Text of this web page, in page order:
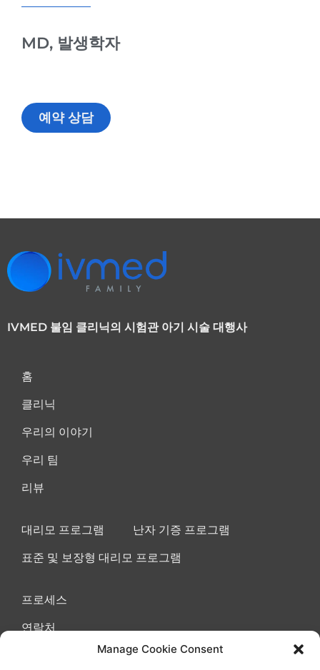
Manage Cookie Consent
MD, 발생학자
예약 상담
IVMED 불임 클리닉의 시험관 아기 시술 대행사
홈
클리닉
우리의 이야기
우리 팀
리뷰
대리모 프로그램 난자 기증 프로그램
표준 및 보장형 대리모 프로그램
프로세스
연락처